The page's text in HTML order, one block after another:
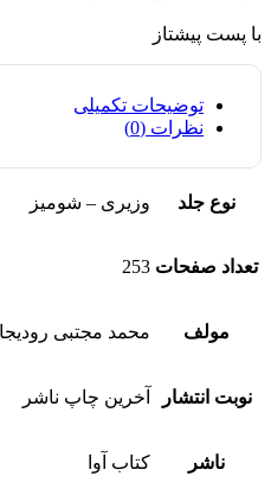
با پست پیشتاز
توضیحات تکمیلی
نظرات (0)
نوع جلد وزیری – شومیز
تعداد صفحات 253
مولف محمد مجتبی
نوبت انتشار آخرین چاپ ناشر
ناشر کتاب آوا